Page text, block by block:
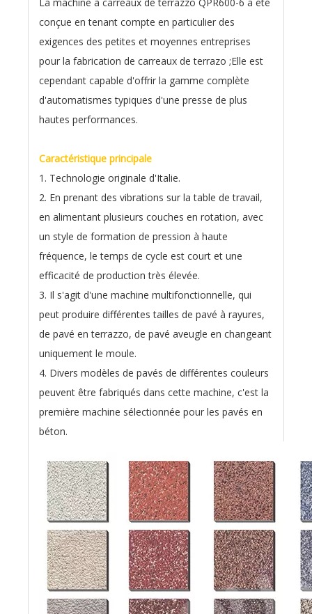
conçue en tenant compte en particulier des
exigences des petites et moyennes entreprises
pour la fabrication de carreaux de terrazo ;Elle est
cependant capable d'offrir la gamme complète
d'automatismes typiques d'une presse de plus
hautes performances.
Caractéristique principale
1. Technologie originale d'Italie.
2. En prenant des vibrations sur la table de travail,
en alimentant plusieurs couches en rotation, avec
un style de formation de pression à haute
fréquence, le temps de cycle est court et une
efficacité de production très élevée.
3. Il s'agit d'une machine multifonctionnelle, qui
peut produire différentes tailles de pavé à rayures,
de pavé en terrazzo, de pavé aveugle en changeant
uniquement le moule.
4. Divers modèles de pavés de différentes couleurs
peuvent être fabriqués dans cette machine, c'est la
première machine sélectionnée pour les pavés en
béton.